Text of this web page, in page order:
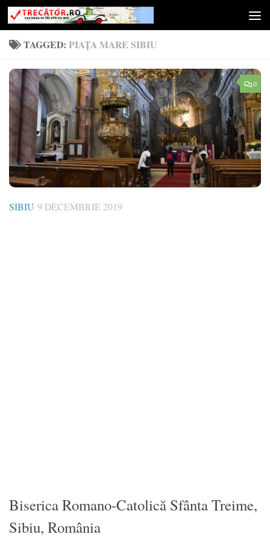
Skip to content
TAGGED: PIAȚA MARE SIBIU
0
SIBIU 9 DECEMBRIE 2019
Biserica Romano-Catolică Sfânta Treime,
Sibiu, România